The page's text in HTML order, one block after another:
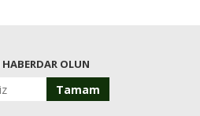
HABERDAR OLUN
Tamam